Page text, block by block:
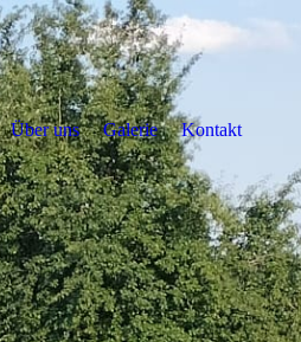
Über uns Galerie Kontakt